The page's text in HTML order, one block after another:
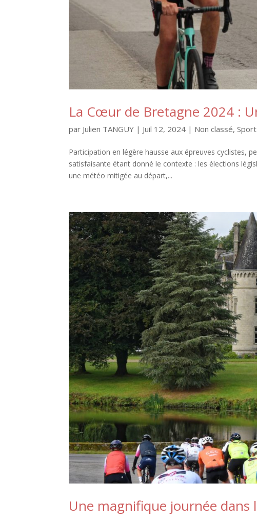
La Cœur de Bretagne 2024 :
par Julien TANGUY | Juil 12, 2024 | Non classé,Sport
Participation en légère hausse aux épreuves cyclistes,
satisfaisante étant donné le contexte : les élections
une météo mitigée au départ,...
Une magnifique journée dans